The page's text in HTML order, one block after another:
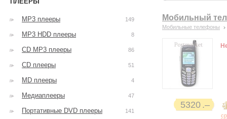
Мобильный
Мобильные телефоны
5320
MP3 плееры 149
MP3 HDD плееры 8
CD MP3 плееры 86
CD плееры 51
MD плееры 4
Медиаплееры 47
Портативные DVD плееры 141